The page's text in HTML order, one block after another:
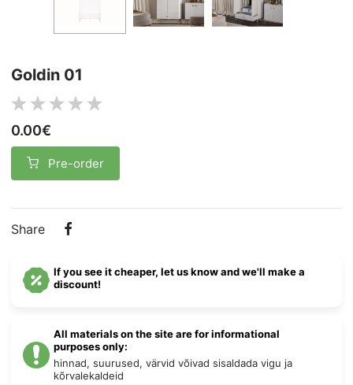
Goldin 01
0.00€
Pre-order
Share
If you see it cheaper, let us know and we'll make a
discount!
All materials on the site are for informational
purposes only:
hinnad, suurused, värvid võivad sisaldada vigu ja
kõrvalekaldeid